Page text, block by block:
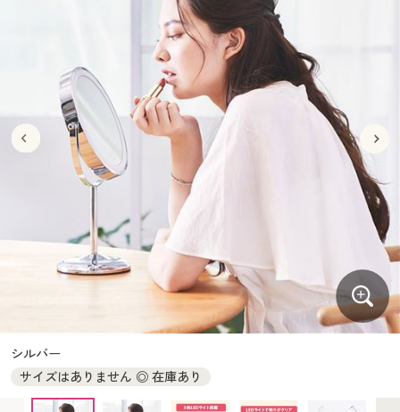
ジュニア・ティーンズ下着
キッチン・雑貨・日用品
寝具・インテリア・家具通販すべて
家具・収納
寝具・ベッド
カーテン・ラグ・ファブリック
美容・健康通販すべて
美容・健康・サプリメント
制服・スクール
制服・スクールすべて
制服・学生服
ジュニア・ティーンズ下着
大きいサイズ
大きいサイズ通販すべて
大きいサイズ レディース服
大きいサイズ レディース下着
大きいサイズ 事務・制服
バーゲン
バーゲンセール
シークレットセール
商品カテゴリ一覧
カタログ・チラシからのご注文
デジタルカタログ
カーテン・ラグ・ファブリック
美容・健康・サプリメント
制服・学生服
ジュニア・ティーンズ下着
大きいサイズ通販すべて
大きいサイズ レディース服
大きいサイズ レディース下着
大きいサイズ メンズ
バーゲン
バーゲンセール
詳細検索
カタログ
カタログ・チラシからのご注文
カタログ無料プレゼント
シルバー
サイズはありません ◎ 在庫あり